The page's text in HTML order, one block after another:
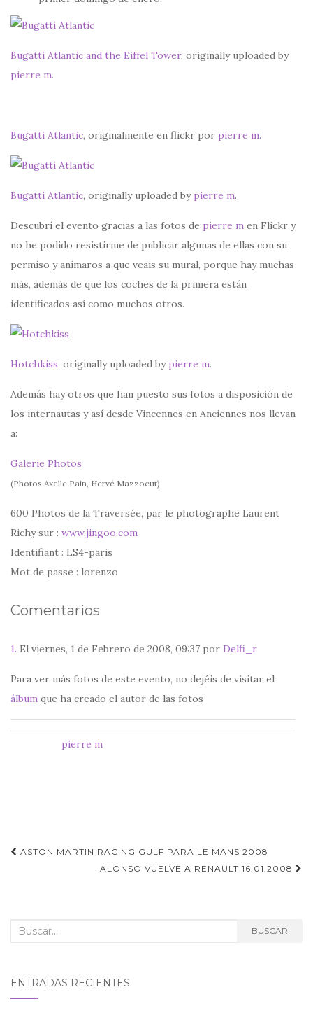
Bugatti Atlantic and the Eiffel Tower, originally uploaded by
pierre m.
Bugatti Atlantic, originalmente en flickr por pierre m.
Bugatti Atlantic, originally uploaded by pierre m.
Descubrí el evento gracias a las fotos de pierre m en Flickr y
no he podido resistirme de publicar algunas de ellas con su
permiso y animaros a que veais su mural, porque hay muchas
más, además de que los coches de la primera están
identificados así como muchos otros.
Hotchkiss, originally uploaded by pierre m.
Además hay otros que han puesto sus fotos a disposición de
los internautas y así desde Vincennes en Anciennes nos llevan
a:
Galerie Photos
(Photos Axelle Pain, Hervé Mazzocut)
600 Photos de la Traversée, par le photographe Laurent
Richy sur : www.jingoo.com
Identifiant : LS4-paris
Mot de passe : lorenzo
Comentarios
1. El viernes, 1 de Febrero de 2008, 09:37 por Delfi_r
Para ver más fotos de este evento, no dejéis de visitar el
álbum que ha creado el autor de las fotos
pierre m
Navegación
ASTON MARTIN RACING GULF PARA LE MANS 2008
ALONSO VUELVE A RENAULT 16.01.2008
Buscar: BUSCAR
ENTRADAS RECIENTES